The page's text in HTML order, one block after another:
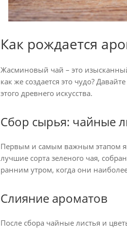
Как рождается
Жасминовый чай – это
как же создается это чудо?
этого древнего искусства.
Сбор сырья: чайные
Первым и самым важным этапом
лучшие сорта зеленого чая,
ранним утром, когда они
Слияние ароматов
После сбора чайные листья и